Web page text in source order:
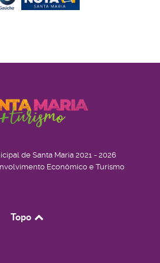
de Santa Maria 2021 - 2026
Econômico e Turismo
Topo